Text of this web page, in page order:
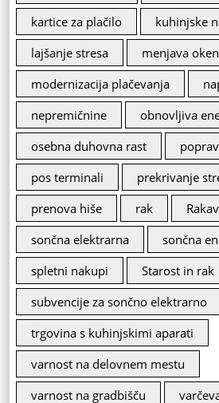
kartice za plačilo
kuhinjske
lajšanje stresa
menjava oken
modernizacija plačevanja
nepremičnine
obnovljiva
osebna duhovna rast
pos terminali
prekrivanje
prenova hiše
rak
sončna elektrarna
sončna
spletni nakupi
Starost in rak
subvencije za sončno elektrarno
trgovina s kuhinjskimi aparati
varnost na delovnem mestu
varnost na gradbišču